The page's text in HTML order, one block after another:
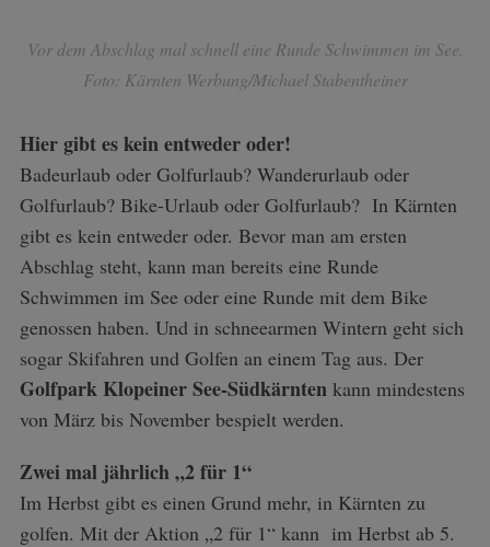
Vor dem Abschlag mal schnell eine Runde Schwimmen im See.
Foto: Kärnten Werbung/Michael Stabentheiner
Hier gibt es kein entweder oder!
Badeurlaub oder Golfurlaub? Wanderurlaub oder
Golfurlaub? Bike-Urlaub oder Golfurlaub? In Kärnten
gibt es kein entweder oder. Bevor man am ersten
Abschlag steht, kann man bereits eine Runde
Schwimmen im See oder eine Runde mit dem Bike
genossen haben. Und in schneearmen Wintern geht sich
sogar Skifahren und Golfen an einem Tag aus. Der
Golfpark Klopeiner See-Südkärntenkann mindestens
von März bis November bespielt werden.
Zwei mal jährlich „2 für 1“
Im Herbst gibt es einen Grund mehr, in Kärnten zu
golfen. Mit der Aktion „2 für 1“ kann im Herbst ab 5.